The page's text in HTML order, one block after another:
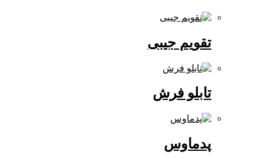
تقویم جیبی
تابلو فرش